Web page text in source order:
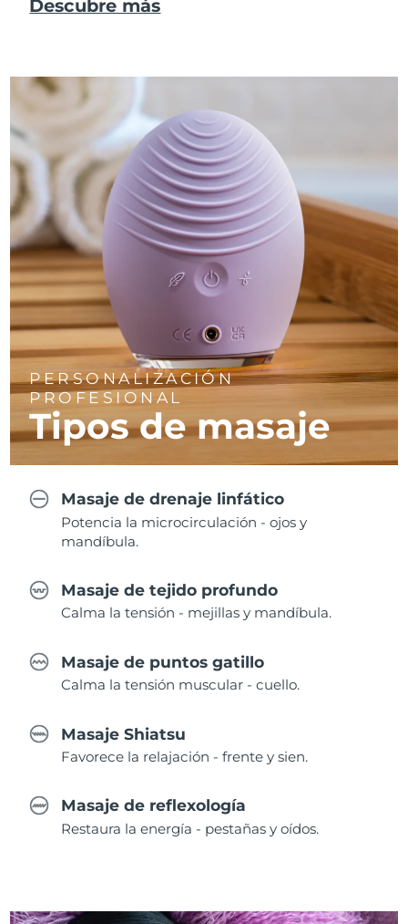
Descubre más
PERSONALIZACIÓN
PROFESIONAL
Tipos de masaje
Masaje de drenaje linfático
Potencia la microcirculación - ojos y
mandíbula.
Masaje de tejido profundo
Calma la tensión - mejillas y mandíbula.
Masaje de puntos gatillo
Calma la tensión muscular - cuello.
Masaje Shiatsu
Favorece la relajación - frente y sien.
Masaje de reflexología
Restaura la energía - pestañas y oídos.